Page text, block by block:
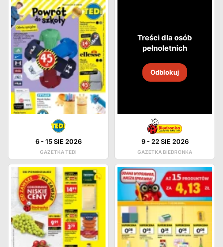
6-15 SIE 2026
GAZETKA TEDI
Treści dla osób
pełnoletnich
Odblokuj
9- 22 SIE 2026
GAZETKA BIEDRONKA